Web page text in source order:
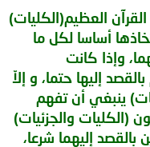
العظيم(الكليات)
أساسا لكل ما
وإذا كانت
إليها حتما، و إلاّ
ينبغي أن تفهم
(الكليات والجزئيات)
بالقصد إليهما شرعا،